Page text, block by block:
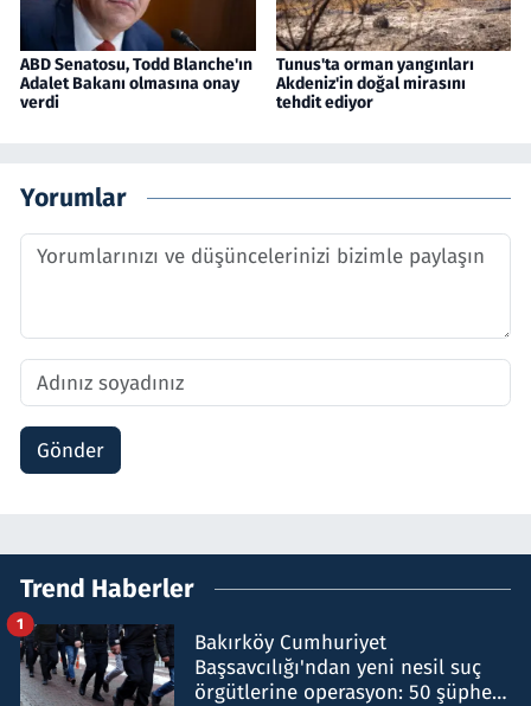
ABD Senatosu, Todd Blanche'ın
Adalet Bakanı olmasına onay
verdi
Tunus'ta orman yangınları
Akdeniz'in doğal mirasını
tehdit ediyor
Yorumlar
Gönder
Trend Haberler
Bakırköy Cumhuriyet
Başsavcılığı'ndan yeni nesil suç
örgütlerine operasyon: 50 şüpheli
1